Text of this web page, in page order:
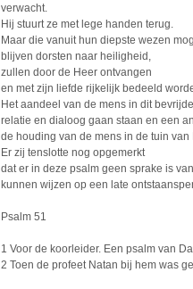
verwacht.
Hij stuurt ze met lege handen terug.
Maar die vanuit hun diepste wezen
blijven dorsten naar heiligheid,
zullen door de Heer ontvangen
en met zijn liefde rijkelijk bedeeld
Het aandeel van de mens in dit
relatie en dialoog gaan staan en een
de houding van de mens in de tuin
Er zij tenslotte nog opgemerkt
dat er in deze psalm geen sprake is
kunnen wijzen op een late
Psalm 51
1 Voor de koorleider. Een psalm van
2 Toen de profeet Natan bij hem was